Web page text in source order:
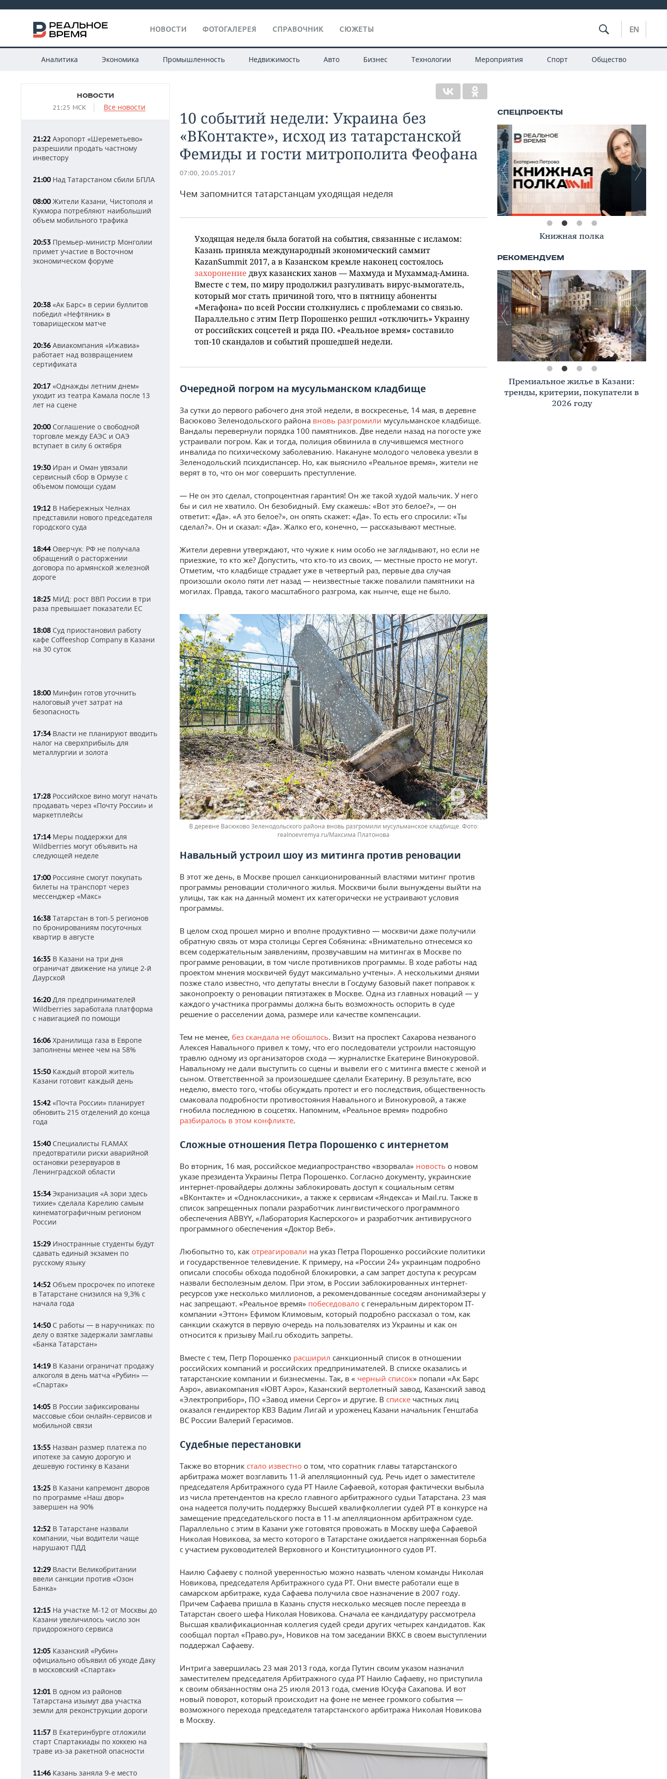
НОВОСТИ ФОТОГАЛЕРЕЯ СПРАВОЧНИК СЮЖЕТЫ EN
Аналитика Экономика Промышленность Недвижимость Авто Бизнес Технологии Мероприятия Спорт Общество
НОВОСТИ
21:25 МСК Все новости
21:22 Аэропорт «Шереметьево»
разрешили продать частному
инвестору
21:00Над Татарстаном сбили БПЛА
08:00Жители Казани, Чистополя и
Кукмора потребляют наибольший
объем мобильного трафика
20:53 Премьер-министр Монголии
примет участие в Восточном
экономическом форуме
20:38 «Ак Барс» в серии буллитов
победил «Нефтяник» в
товарищеском матче
20:36 Авиакомпания «Ижавиа»
работает над возвращением
сертификата
20:17 «Однажды летним днем»
уходит из театра Камала после 13
лет на сцене
20:00Соглашение о свободной
торговле между ЕАЭС и ОАЭ
вступает в силу 6 октября
19:30Иран и Оман увязали
сервисный сбор в Ормузе с
объемом помощи судам
19:12 В Набережных Челнах
представили нового председателя
городского суда
18:44Оверчук: РФ не получала
обращений о расторжении
договора по армянской железной
дороге
18:25 МИД: рост ВВП России в три
раза превышает показатели ЕС
18:08 Суд приостановил работу
кафе Coffeeshop Company в Казани
на 30 суток
18:00Минфин готов уточнить
налоговый учет затрат на
безопасность
17:34Власти не планируют вводить
налог на сверхприбыль для
металлургии и золота
17:28 Российское вино могут начать
продавать через «Почту России» и
маркетплейсы
17:14Меры поддержки для
Wildberries могут объявить на
следующей неделе
17:00Россияне смогут покупать
билеты на транспорт через
мессенджер «Макс»
16:38 Татарстан в топ-5 регионов
по бронированиям посуточных
квартир в августе
16:35 В Казани на три дня
ограничат движение на улице 2-й
Даурской
16:20Для предпринимателей
Wildberries заработала платформа
с навигацией по помощи
16:06 Хранилища газа в Европе
заполнены менее чем на 58%
15:50Каждый второй житель
Казани готовит каждый день
15:42 «Почта России» планирует
обновить 215 отделений до конца
года
15:40Специалисты FLAMAX
предотвратили риски аварийной
остановки резервуаров в
Ленинградской области
15:34Экранизация «А зори здесь
тихие» сделала Карелию самым
кинематографичным регионом
России
15:29 Иностранные студенты будут
сдавать единый экзамен по
русскому языку
14:52 Объем просрочек по ипотеке
в Татарстане снизился на 9,3% с
начала года
14:50С работы — в наручниках: по
делу о взятке задержали замглавы
«Банка Татарстан»
14:19 В Казани ограничат продажу
алкоголя в день матча «Рубин» —
«Спартак»
14:05 В России зафиксированы
массовые сбои онлайн-сервисов и
мобильной связи
13:55 Назван размер платежа по
ипотеке за самую дорогую и
дешевую гостинку в Казани
13:25 В Казани капремонт дворов
по программе «Наш двор»
завершен на 90%
12:52 В Татарстане назвали
компании, чьи водители чаще
нарушают ПДД
12:29 Власти Великобритании
ввели санкции против «Озон
Банка»
12:15 На участке М-12 от Москвы до
Казани увеличилось число зон
придорожного сервиса
12:05 Казанский «Рубин»
официально объявил об уходе Даку
в московский «Спартак»
12:01 В одном из районов
Татарстана изымут два участка
земли для реконструкции дороги
11:57 В Екатеринбурге отложили
старт Спартакиады по хоккею на
траве из-за ракетной опасности
11:46 Казань заняла 9-е место
10 событий недели: Украина без
«ВКонтакте», исход из татарстанской
Фемиды и гости митрополита Феофана
07:00, 20.05.2017
Чем запомнится татарстанцам уходящая неделя
Уходящая неделя была богатой на события, связанные с исламом:
Казань приняла международный экономический саммит
KazanSummit 2017, а в Казанском кремле наконец состоялось
захоронение двух казанских ханов — Махмуда и Мухаммад-Амина.
Вместе с тем, по миру продолжил разгуливать вирус-вымогатель,
который мог стать причиной того, что в пятницу абоненты
«Мегафона» по всей России столкнулись с проблемами со связью.
Параллельно с этим Петр Порошенко решил «отключить» Украину
от российских соцсетей и ряда ПО. «Реальное время» составило
топ-10 скандалов и событий прошедшей недели.
Очередной погром на мусульманском кладбище
За сутки до первого рабочего дня этой недели, в воскресенье, 14 мая, в деревне
Васюково Зеленодольского района вновь разгромили мусульманское кладбище.
Вандалы перевернули порядка 100 памятников. Две недели назад на погосте уже
устраивали погром. Как и тогда, полиция обвинила в случившемся местного
инвалида по психическому заболеванию. Накануне молодого человека увезли в
Зеленодольский психдиспансер. Но, как выяснило «Реальное время», жители не
верят в то, что он мог совершить преступление.
— Не он это сделал, стопроцентная гарантия! Он же такой худой мальчик. У него
бы и сил не хватило. Он безобидный. Ему скажешь: «Вот это белое?», — он
ответит: «Да». «А это белое?», он опять скажет: «Да». То есть его спросили: «Ты
сделал?». Он и сказал: «Да». Жалко его, конечно, — рассказывают местные.
Жители деревни утверждают, что чужие к ним особо не заглядывают, но если не
приезжие, то кто же? Допустить, что кто-то из своих, — местные просто не могут.
Отметим, что кладбище страдает уже в четвертый раз, первые два случая
произошли около пяти лет назад — неизвестные также повалили памятники на
могилах. Правда, такого масштабного разгрома, как нынче, еще не было.
В деревне Васюково Зеленодольского района вновь разгромили мусульманское кладбище.
realnoevremya.ru/Максима Платонова
Навальный устроил шоу из митинга против реновации
В этот же день, в Москве прошел санкционированный властями митинг против
программы реновации столичного жилья. Москвичи были вынуждены выйти на
улицы, так как на данный момент их категорически не устраивают условия
программы.
В целом сход прошел мирно и вполне продуктивно — москвичи даже получили
обратную связь от мэра столицы Сергея Собянина: «Внимательно отнесемся ко
всем содержательным заявлениям, прозвучавшим на митингах в Москве по
программе реновации, в том числе противников программы. В ходе работы над
проектом мнения москвичей будут максимально учтены». А несколькими днями
позже стало известно, что депутаты внесли в Госдуму базовый пакет поправок к
законопроекту о реновации пятиэтажек в Москве. Одна из главных новаций — у
каждого участника программы должна быть возможность оспорить в суде
решение о расселении дома, размере или качестве компенсации.
Тем не менее, без скандала не обошлось. Визит на проспект Сахарова незваного
Алексея Навального привел к тому, что его последователи устроили настоящую
травлю одному из организаторов схода — журналистке Екатерине Винокуровой.
Навальному не дали выступить со сцены и вывели его с митинга вместе с женой и
сыном. Ответственной за произошедшее сделали Екатерину. В результате, всю
неделю, вместо того, чтобы обсуждать протест и его последствия, общественность
смаковала подробности противостояния Навального и Винокуровой, а также
гнобила последнюю в соцсетях. Напомним, «Реальное время» подробно
разбиралось в этом конфликте.
Сложные отношения Петра Порошенко с интернетом
Во вторник, 16 мая, российское медиапространство «взорвала» новость о новом
указе президента Украины Петра Порошенко. Согласно документу, украинские
интернет-провайдеры должны заблокировать доступ к социальным сетям
«ВКонтакте» и «Одноклассники», а также к сервисам «Яндекса» и Mail.ru. Также в
список запрещенных попали разработчик лингвистического программного
обеспечения ABBYY, «Лаборатория Касперского» и разработчик антивирусного
программного обеспечения «Доктор Веб».
Любопытно то, как отреагировали на указ Петра Порошенко российские политики
и государственное телевидение. К примеру, на «России 24» украинцам подробно
описали способы обхода подобной блокировки, а сам запрет доступа к ресурсам
назвали бесполезным делом. При этом, в России заблокированных интернет-
ресурсов уже несколько миллионов, а рекомендованные соседям анонимайзеры у
нас запрещают. «Реальное время» побеседовало с генеральным директором IT-
компании «Эттон» Ефимом Климовым, который подробно рассказал о том, как
санкции скажутся в первую очередь на пользователях из Украины и как он
относится к призыву Mail.ru обходить запреты.
Вместе с тем, Петр Порошенко расширил санкционный список в отношении
российских компаний и российских предпринимателей. В списке оказались и
татарстанские компании и бизнесмены. Так, в « черный список» попали «Ак Барс
Аэро», авиакомпания «ЮВТ Аэро», Казанский вертолетный завод, Казанский завод
«Электроприбор», ПО «Завод имени Серго» и другие. В списке частных лиц
оказался гендиректор КВЗ Вадим Лигай и уроженец Казани начальник Генштаба
ВС России Валерий Герасимов.
Судебные перестановки
Также во вторник стало известно о том, что соратник главы татарстанского
арбитража может возглавить 11-й апелляционный суд. Речь идет о заместителе
председателя Арбитражного суда РТ Наиле Сафаевой, которая фактически выбыла
из числа претендентов на кресло главного арбитражного судьи Татарстана. 23 мая
она надеется получить поддержку Высшей квалифколлегии судей РТ в конкурсе на
замещение председательского поста в 11-м апелляционном арбитражном суде.
Параллельно с этим в Казани уже готовятся провожать в Москву шефа Сафаевой
Николая Новикова, за место которого в Татарстане ожидается напряженная борьба
с участием руководителей Верховного и Конституционного судов РТ.
Наилю Сафаеву с полной уверенностью можно назвать членом команды Николая
Новикова, председателя Арбитражного суда РТ. Они вместе работали еще в
самарском арбитраже, куда Сафаева получила свое назначение в 2007 году.
Причем Сафаева пришла в Казань спустя несколько месяцев после переезда в
Татарстан своего шефа Николая Новикова. Сначала ее кандидатуру рассмотрела
Высшая квалификационная коллегия судей среди других четырех кандидатов. Как
сообщал портал «Право.ру», Новиков на том заседании ВККС в своем выступлении
поддержал Сафаеву.
Интрига завершилась 23 мая 2013 года, когда Путин своим указом назначил
заместителем председателя Арбитражного суда РТ Наилю Сафаеву, но приступила
к своим обязанностям она 25 июля 2013 года, сменив Юсуфа Сахапова. И вот
новый поворот, который происходит на фоне не менее громкого события —
возможного перехода председателя татарстанского арбитража Николая Новикова
в Москву.
Книжная полка
Премиальное жилье в Казани:
тренды, критерии, покупатели в
2026 году